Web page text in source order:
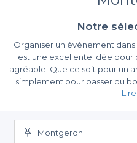
Notre
Organiser un événement
est une excellente idée pour
agréable. Que ce soit pour un
simplement pour passer du
terrasse de cette charmante
Une simplicité de
Nous avons rassemblé pour
Montgeron